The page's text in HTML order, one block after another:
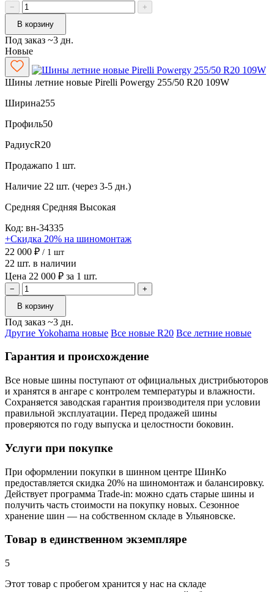
−
+
В корзину
Под заказ ~3 дн.
Новые
Шины летние новые Pirelli Powergy 255/50 R20 109W
Ширина255
Профиль50
РадиусR20
Продажапо 1 шт.
Наличие 22 шт. (через 3-5 дн.)
Средняя Средняя Высокая
Код: вн-34335
+Скидка 20% на шиномонтаж
22 000 ₽ / 1 шт
22 шт. в наличии
Цена 22 000 ₽ за 1 шт.
−
+
В корзину
Под заказ ~3 дн.
Другие Yokohama новые Все новые R20 Все летние новые
Гарантия и происхождение
Все новые шины поступают от официальных дистрибьюторов
и хранятся в ангаре с контролем температуры и влажности.
Сохраняется заводская гарантия производителя при условии
правильной эксплуатации. Перед продажей шины
проверяются по году выпуска и целостности боковин.
Услуги при покупке
При оформлении покупки в шинном центре ШинКо
предоставляется скидка 20% на шиномонтаж и балансировку.
Действует программа Trade-in: можно сдать старые шины и
получить часть стоимости на покупку новых. Сезонное
хранение шин — на собственном складе в Ульяновске.
Товар в единственном экземпляре
5
Этот товар с пробегом хранится у нас на складе